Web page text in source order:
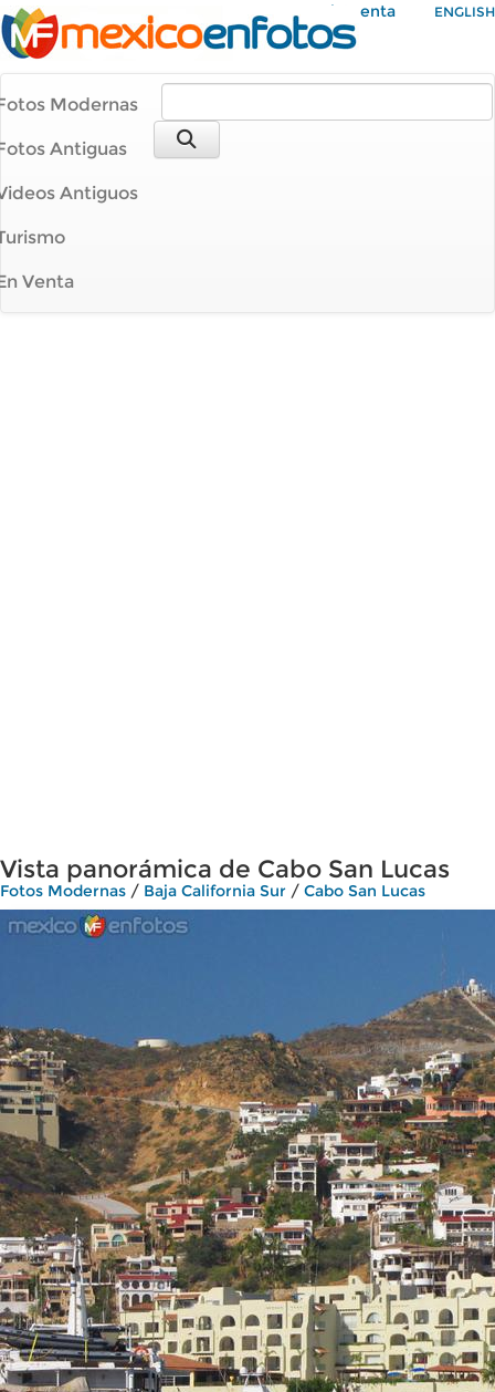
Mi Cuenta ENGLISH
Modernas
Antiguas
Antiguos
Venta
Vista panorámica de Cabo San Lucas
Fotos Modernas / Baja California Sur / Cabo San Lucas